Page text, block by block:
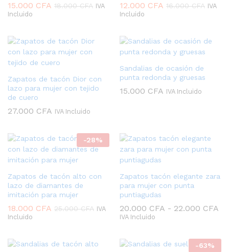
15.000 CFA 18.000CFA IVA
Incluido
12.000 CFA 16.000CFA IVA
Incluido
Zapatos de tacón Dior con
lazo para mujer con tejido
de cuero
27.000 CFA IVA Incluido
Sandalias de ocasión de
punta redonda y gruesas
15.000 CFA IVA Incluido
-28%
Zapatos de tacón alto con
lazo de diamantes de
imitación para mujer
18.000 CFA 25.000CFA IVA
Incluido
Zapatos tacón elegante zara
para mujer con punta
puntiagudas
20.000 CFA - 22.000 CFA
IVA Incluido
-63%